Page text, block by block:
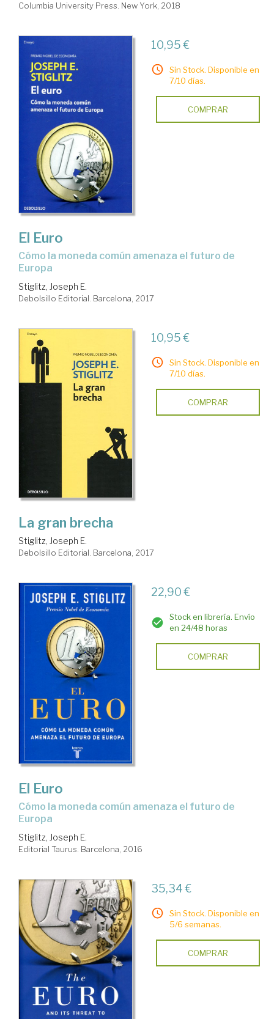
Columbia University Press. New York, 2018
10,95 €
Sin Stock. Disponible en
7/10 días.
COMPRAR
El Euro
cómo la moneda común amenaza el futuro de
Europa
Stiglitz, Joseph E.
Debolsillo Editorial. Barcelona, 2017
10,95 €
Sin Stock. Disponible en
7/10 días.
COMPRAR
La gran brecha
Stiglitz, Joseph E.
Debolsillo Editorial. Barcelona, 2017
22,90 €
Stock en librería. Envío
en 24/48 horas
COMPRAR
El Euro
cómo la moneda común amenaza el futuro de
Europa
Stiglitz, Joseph E.
Editorial Taurus. Barcelona, 2016
35,34 €
Sin Stock. Disponible en
5/6 semanas.
COMPRAR